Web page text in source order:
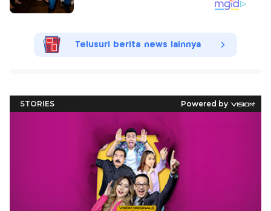
Telusuri berita news lainnya